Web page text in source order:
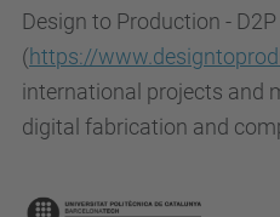
Design to Production - D2P
(https://
international projects and
digital fabrication and